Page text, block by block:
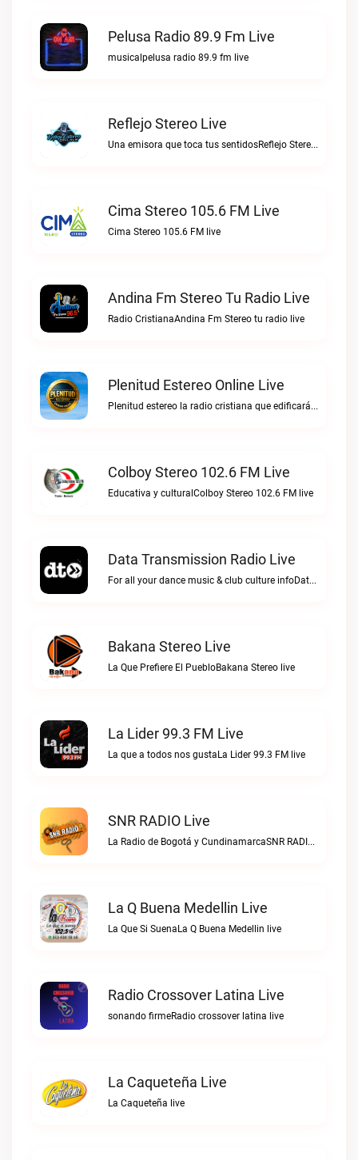
Pelusa Radio 89.9 Fm Live
musicalpelusa radio 89.9 fm live
Reflejo Stereo Live
Una emisora que toca tus sentidosReflejo Stereo live
Cima Stereo 105.6 FM Live
Cima Stereo 105.6 FM live
Andina Fm Stereo Tu Radio Live
Radio CristianaAndina Fm Stereo tu radio live
Plenitud Estereo Online Live
Plenitud estereo la radio cristiana que edificará tu vida.Plenitud Estereo Online live
Colboy Stereo 102.6 FM Live
Educativa y culturalColboy Stereo 102.6 FM live
Data Transmission Radio Live
For all your dance music & club culture infoData Transmission Radio live
Bakana Stereo Live
La Que Prefiere El PuebloBakana Stereo live
La Lider 99.3 FM Live
La que a todos nos gustaLa Lider 99.3 FM live
SNR RADIO Live
La Radio de Bogotá y CundinamarcaSNR RADIO live
La Q Buena Medellin Live
La Que Si SuenaLa Q Buena Medellin live
Radio Crossover Latina Live
sonando firmeRadio crossover latina live
La Caqueteña Live
La Caqueteña live